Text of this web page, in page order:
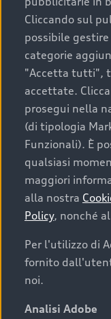
Scegliere un’auto
convenienza,
acquisto sicuro, è
determinanti come
marchio. Audi offre
Prima Scelta :plus
Cosa
auto
I requisiti
acquistare un’auto
Cliccando sul
possibile
categorie
"Accetta tutti",
accettate.
prosegui nella
(di tipologia
Funzionali). È
qualsiasi
maggiori
alla nostra
Policy, nonché
Per l'utilizzo di
fornito
noi.
Analisi Adobe